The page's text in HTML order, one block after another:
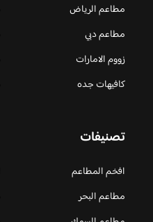
مطاعم الرياض
مطاعم دبي
زووم الامارات
كافيهات جده
تصنيفات
افخم المطاعم
مطاعم البحر